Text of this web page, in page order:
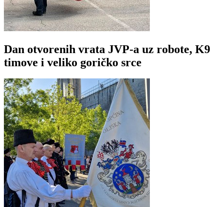
Dan otvorenih vrata JVP-a uz robote, K9
timove i veliko goričko srce